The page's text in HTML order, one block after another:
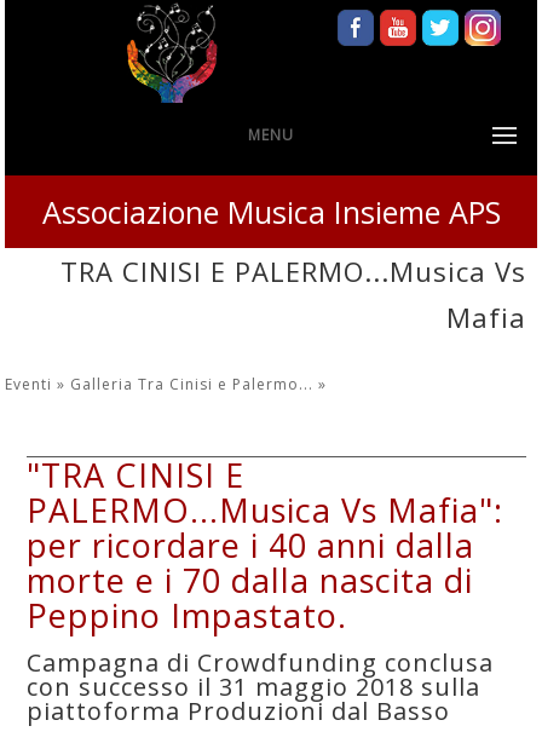
MENU
Associazione Musica Insieme APS
TRA CINISI E PALERMO...Musica Vs
Mafia
Eventi » Galleria Tra Cinisi e Palermo...»
"TRA CINISI E
PALERMO...Musica Vs Mafia":
per ricordare i 40 anni dalla
morte e i 70 dalla nascita di
Peppino Impastato.
Campagna di Crowdfunding conclusa
con successo il 31 maggio 2018 sulla
piattoforma Produzioni dal Basso